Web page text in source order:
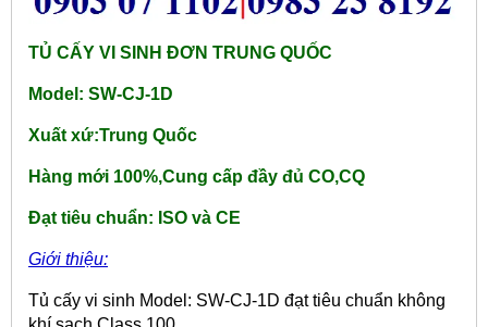
TỦ CẤY VI SINH ĐƠN TRUNG QUỐC
Model: SW-CJ-1D
Xuất xứ:Trung Quốc
Hàng mới 100%,Cung cấp đầy đủ CO,CQ
Đạt tiêu chuẩn: ISO và CE
Giới thiệu:
Tủ cấy vi sinh Model: SW-CJ-1D đạt tiêu chuẩn không